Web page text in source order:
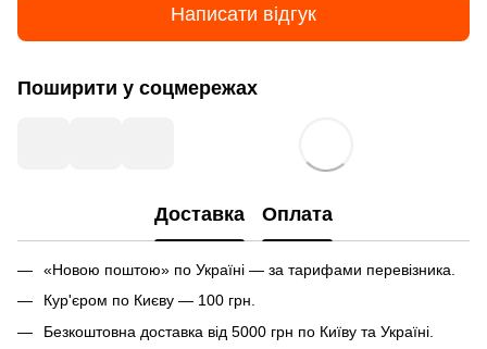
Написати відгук
Поширити у соцмережах
Доставка Оплата
«Новою поштою» по Україні — за тарифами перевізника.
Кур'єром по Києву — 100 грн.
Безкоштовна доставка від 5000 грн по Київу та Україні.